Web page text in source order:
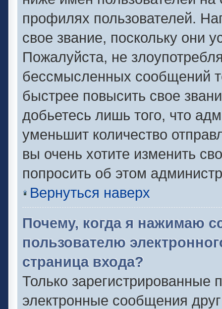
профилях пользователей.
свое звание, поскольку они
Пожалуйста, не
бессмысленных сообщений
быстрее повысить свое
добьетесь лишь того, что
уменьшит количество
вы очень хотите изменить
попросить об этом
Вернуться наверх
Почему, когда я нажимаю
пользователю
страница входа?
Только зарегистрированные
электронные сообщения